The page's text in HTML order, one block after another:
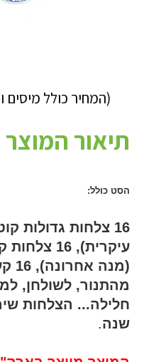
(המחיר כולל
תיאור המוצר
הסט כולל:
(מנה אחרונה), 16 קערות מרק /דגנים.
מהתנור, לשולחן,
שנה.